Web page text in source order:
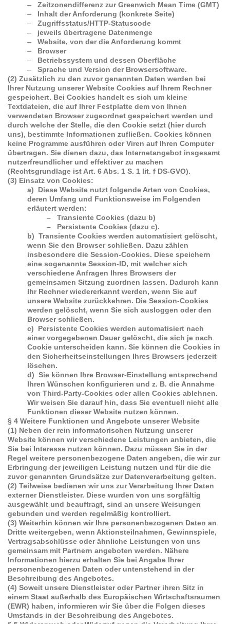
– Zeitzonendifferenz zur Greenwich Mean Time (GMT)
– Inhalt der Anforderung (konkrete Seite)
– Zugriffsstatus/HTTP-Statuscode
– jeweils übertragene Datenmenge
– Website, von der die Anforderung kommt
– Browser
– Betriebssystem und dessen Oberfläche
– Sprache und Version der Browsersoftware.
(2) Zusätzlich zu den zuvor genannten Daten werden bei
Ihrer Nutzung unserer Website Cookies auf Ihrem Rechner
gespeichert. Bei Cookies handelt es sich um kleine
Textdateien, die auf Ihrer Festplatte dem von Ihnen
verwendeten Browser zugeordnet gespeichert werden und
durch welche der Stelle, die den Cookie setzt (hier durch
uns), bestimmte Informationen zufließen. Cookies können
keine Programme ausführen oder Viren auf Ihren Computer
übertragen. Sie dienen dazu, das Internetangebot insgesamt
nutzerfreundlicher und effektiver zu machen
(Rechtsgrundlage ist Art. 6 Abs. 1 S. 1 lit. f DS-GVO).
(3) Einsatz von Cookies:
a) Diese Website nutzt folgende Arten von Cookies,
deren Umfang und Funktionsweise im Folgenden
erläutert werden:
– Transiente Cookies (dazu b)
– Persistente Cookies (dazu c).
b) Transiente Cookies werden automatisiert gelöscht,
wenn Sie den Browser schließen. Dazu zählen
insbesondere die Session-Cookies. Diese speichern
eine sogenannte Session-ID, mit welcher sich
verschiedene Anfragen Ihres Browsers der
gemeinsamen Sitzung zuordnen lassen. Dadurch kann
Ihr Rechner wiedererkannt werden, wenn Sie auf
unsere Website zurückkehren. Die Session-Cookies
werden gelöscht, wenn Sie sich ausloggen oder den
Browser schließen.
c) Persistente Cookies werden automatisiert nach
einer vorgegebenen Dauer gelöscht, die sich je nach
Cookie unterscheiden kann. Sie können die Cookies in
den Sicherheitseinstellungen Ihres Browsers jederzeit
löschen.
d) Sie können Ihre Browser-Einstellung entsprechend
Ihren Wünschen konfigurieren und z. B. die Annahme
von Third-Party-Cookies oder allen Cookies ablehnen.
Wir weisen Sie darauf hin, dass Sie eventuell nicht alle
Funktionen dieser Website nutzen können.
§ 4 Weitere Funktionen und Angebote unserer Website
(1) Neben der rein informatorischen Nutzung unserer
Website können wir verschiedene Leistungen anbieten, die
Sie bei Interesse nutzen können. Dazu müssen Sie in der
Regel weitere personenbezogene Daten angeben, die wir zur
Erbringung der jeweiligen Leistung nutzen und für die die
zuvor genannten Grundsätze zur Datenverarbeitung gelten.
(2) Teilweise bedienen wir uns zur Verarbeitung Ihrer Daten
externer Dienstleister. Diese wurden von uns sorgfältig
ausgewählt und beauftragt, sind an unsere Weisungen
gebunden und werden regelmäßig kontrolliert.
(3) Weiterhin können wir Ihre personenbezogenen Daten an
Dritte weitergeben, wenn Aktionsteilnahmen, Gewinnspiele,
Vertragsabschlüsse oder ähnliche Leistungen von uns
gemeinsam mit Partnern angeboten werden. Nähere
Informationen hierzu erhalten Sie bei Angabe Ihrer
personenbezogenen Daten oder untenstehend in der
Beschreibung des Angebotes.
(4) Soweit unsere Dienstleister oder Partner ihren Sitz in
einem Staat außerhalb des Europäischen Wirtschaftsraumen
(EWR) haben, informieren wir Sie über die Folgen dieses
Umstands in der Beschreibung des Angebotes.